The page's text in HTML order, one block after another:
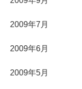
2009年7月
2009年6月
2009年5月